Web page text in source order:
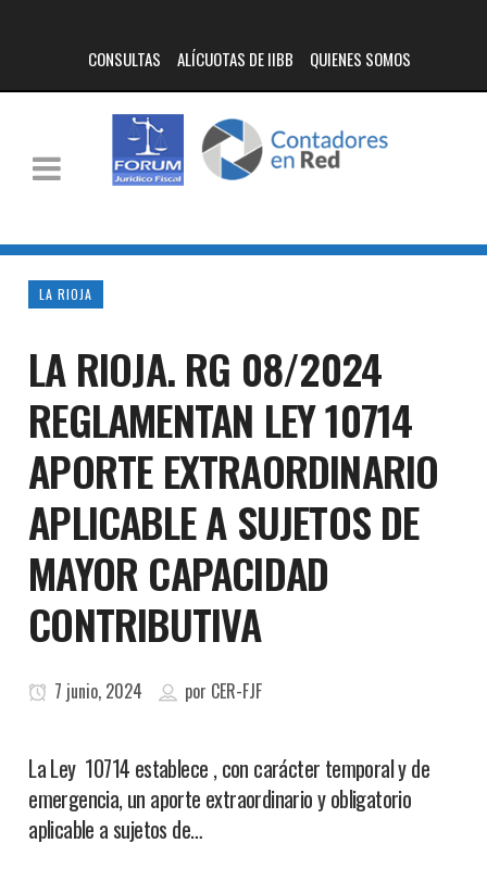
CONSULTAS ALÍCUOTAS DE IIBB QUIENES SOMOS
LA RIOJA
LA RIOJA. RG 08/2024
REGLAMENTAN LEY 10714
APORTE EXTRAORDINARIO
APLICABLE A SUJETOS DE
MAYOR CAPACIDAD
CONTRIBUTIVA
7 junio, 2024 por CER-FJF
La Ley 10714 establece , con carácter temporal y de
emergencia, un aporte extraordinario y obligatorio
aplicable a sujetos de…